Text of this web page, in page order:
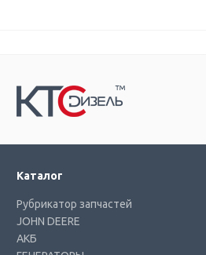
Каталог
Рубрикатор запчастей
JOHN DEERE
АКБ